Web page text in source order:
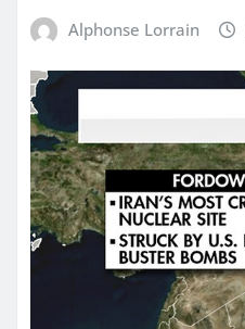
Alphonse Lorrain